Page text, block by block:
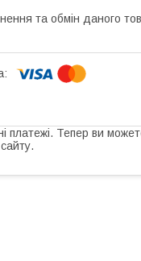
та обмін даного
платежі. Тепер ви